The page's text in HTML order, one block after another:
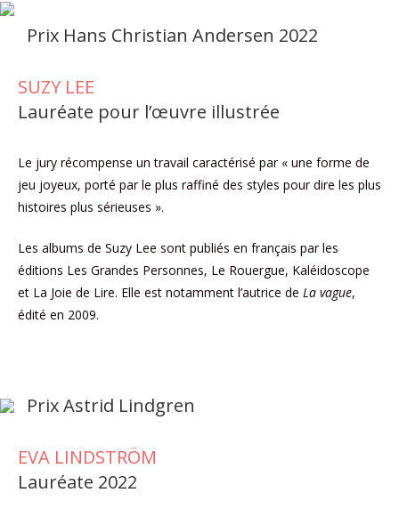
Prix Hans Christian Andersen 2022
SUZY LEE
Lauréate pour l’œuvre illustrée
Le jury récompense un travail caractérisé par « une forme de
jeu joyeux, porté par le plus raffiné des styles pour dire les plus
histoires plus sérieuses ».
Les albums de Suzy Lee sont publiés en français par les
éditions Les Grandes Personnes, Le Rouergue, Kaléidoscope
et La Joie de Lire. Elle est notamment l’autrice de La vague,
édité en 2009.
Prix Astrid Lindgren
EVA LINDSTRÖM
Lauréate 2022